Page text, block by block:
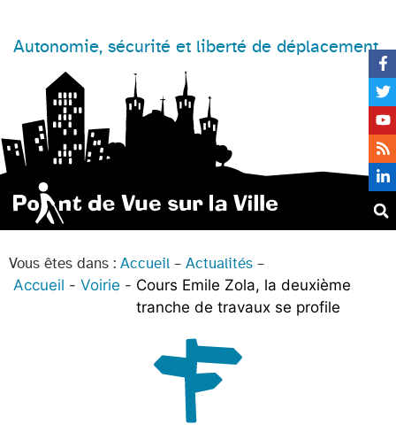
Autonomie, sécurité et liberté de déplacement
Vous êtes dans : Accueil – Actualités –
Accueil Voirie
Cours Emile Zola, la deuxième
tranche de travaux se profile